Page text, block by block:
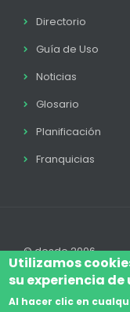
Directorio
Guía de Uso
Noticias
Glosario
Planificación
Franquicias
© desde 2006
Utilizamos
su experiencia de
Al hacer clic en